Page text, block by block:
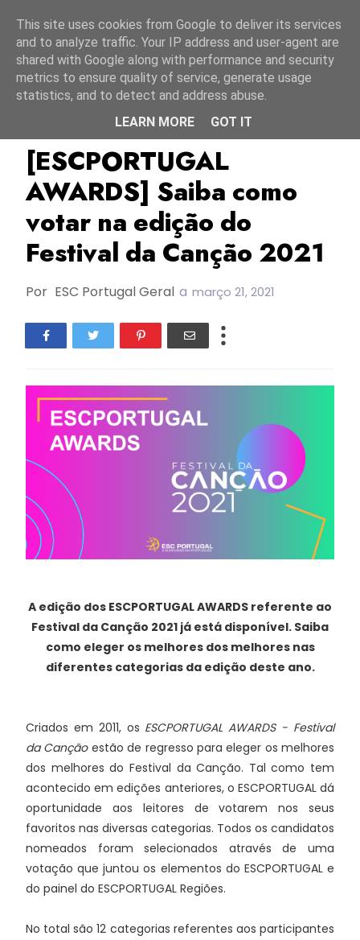
Escportugal Escportugal Awards
[ESCPORTUGAL
AWARDS] Saiba como
votar na edição do
Festival da Canção 2021
Por ESC Portugal Geral a março 21, 2021
A edição dos ESCPORTUGAL AWARDS referente ao
Festival da Canção 2021 já está disponível. Saiba
como eleger os melhores dos melhores nas
diferentes categorias da edição deste ano.
Criados em 2011, os ESCPORTUGAL AWARDS - Festival
da Cançãoestão de regresso para eleger os melhores
dos melhores do Festival da Canção. Tal como tem
acontecido em edições anteriores, o ESCPORTUGAL dá
oportunidade aos leitores de votarem nos seus
favoritos nas diversas categorias. Todos os candidatos
nomeados foram selecionados através de uma
votação que juntou os elementos do ESCPORTUGAL e
do painel do ESCPORTUGAL Regiões.
No total são 12 categorias referentes aos participantes
This site uses cookies from Google to deliver its services
and to analyze traffic. Your IP address and user-agent are
shared with Google along with performance and security
metrics to ensure quality of service, generate usage
statistics, and to detect and address abuse.
LEARN MORE
GOT IT